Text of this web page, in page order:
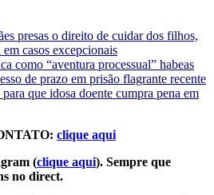
presas o direito de cuidar dos filhos,
casos excepcionais
como “aventura processual” habeas
de prazo em prisão flagrante recente
que idosa doente cumpra pena em
clique aqui
(clique aqui). Sempre que
no direct.